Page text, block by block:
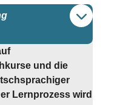
und die
Lernprozess wird